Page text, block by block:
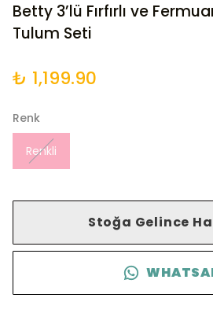
Betty 3’lü Fırfırlı ve
Tulum Seti
₺ 1,199.90
Renk
Renkli
Stoğa Gelince